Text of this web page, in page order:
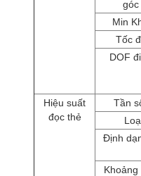
góc
Min
Tốc
DOF
Hiệu suất
đọc thẻ
Tần
Định
Khoảng